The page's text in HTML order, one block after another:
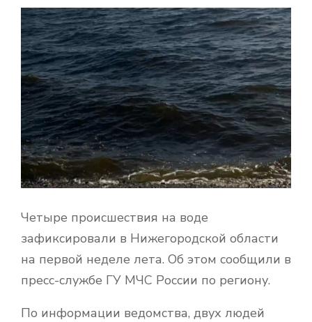
О
Е
М
Е
Ю
Четыре происшествия на воде
зафиксировали в Нижегородской области
на первой неделе лета. Об этом сообщили в
пресс-службе ГУ МЧС России по региону.
По информации ведомства, двух людей